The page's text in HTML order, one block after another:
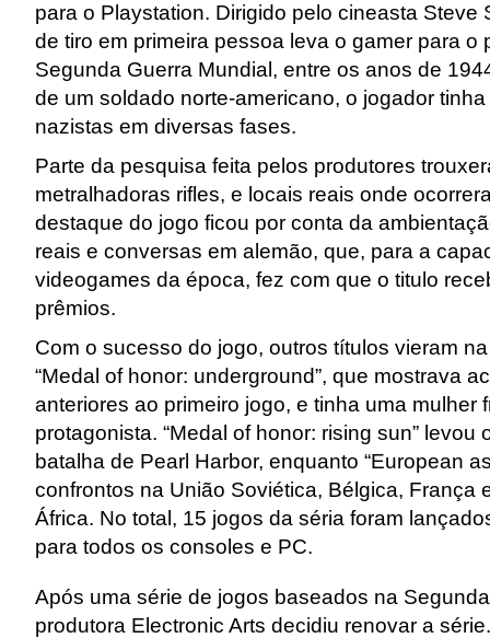
para o Playstation. Dirigido pelo cineasta Steve
de tiro em primeira pessoa leva o gamer para o
Segunda Guerra Mundial, entre os anos de
de um soldado norte-americano, o jogador
nazistas em diversas fases.
Parte da pesquisa feita pelos produtores
metralhadoras rifles, e locais reais onde
destaque do jogo ficou por conta da
reais e conversas em alemão, que, para a
videogames da época, fez com que o titulo
prêmios.
Com o sucesso do jogo, outros títulos vieram
“Medal of honor: underground”, que mostrava
anteriores ao primeiro jogo, e tinha uma mulher
protagonista. “Medal of honor: rising sun” levou
batalha de Pearl Harbor, enquanto “European
confrontos na União Soviética, Bélgica, França
África. No total, 15 jogos da séria foram
para todos os consoles e PC.
Após uma série de jogos baseados na
produtora Electronic Arts decidiu renovar a